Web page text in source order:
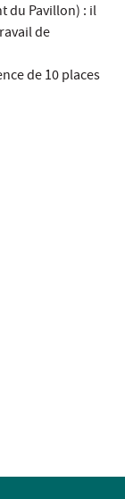
du Pavillon) : il
de
de 10 places